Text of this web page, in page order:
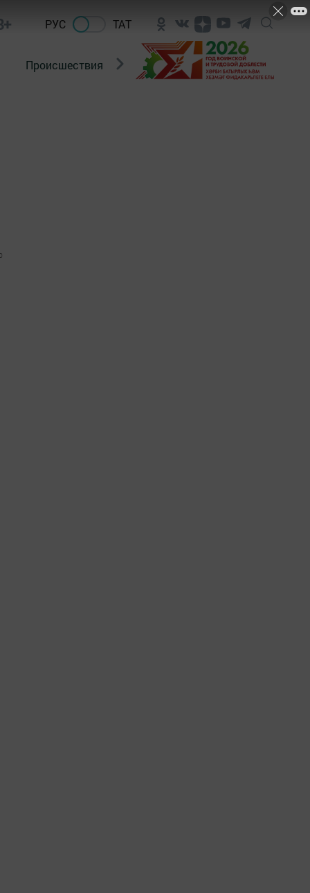
РУС ТАТ
Происшествия Новости Госавтоинспекции